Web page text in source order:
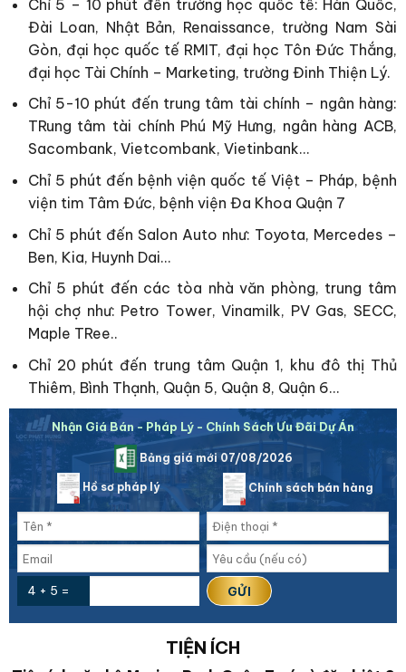
Chỉ 5 – 10 phút đến trường học quốc tế: Hàn Quốc,
Đài Loan, Nhật Bản, Renaissance, trường Nam Sài
Gòn, đại học quốc tế RMIT, đại học Tôn Đức Thắng,
đại học Tài Chính – Marketing, trường Đinh Thiện Lý.
Chỉ 5-10 phút đến trung tâm tài chính – ngân hàng:
TRung tâm tài chính Phú Mỹ Hưng, ngân hàng ACB,
Sacombank, Vietcombank, Vietinbank…
Chỉ 5 phút đến bệnh viện quốc tế Việt – Pháp, bệnh
viện tim Tâm Đức, bệnh viện Đa Khoa Quận 7
Chỉ 5 phút đến Salon Auto như: Toyota, Mercedes –
Ben, Kia, Huynh Dai…
Chỉ 5 phút đến các tòa nhà văn phòng, trung tâm
hội chợ như: Petro Tower, Vinamilk, PV Gas, SECC,
Maple TRee..
Chỉ 20 phút đến trung tâm Quận 1, khu đô thị Thủ
Thiêm, Bình Thạnh, Quận 5, Quận 8, Quận 6…
Nhận Giá Bán - Pháp Lý - Chính Sách Ưu Đãi Dự Án
Bảng giá mới 07/08/2026
Hồ sơ pháp lý Chính sách bán hàng
4 + 5 =
TIỆN ÍCH